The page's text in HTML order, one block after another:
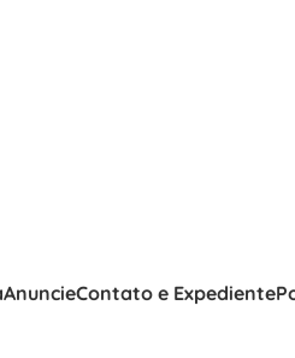
AnuncieContato e Expediente